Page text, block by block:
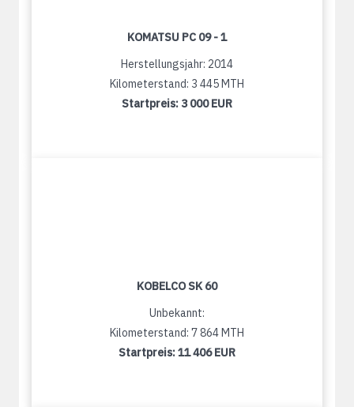
KOMATSU PC 09 - 1
Herstellungsjahr: 2014
Kilometerstand: 3 445 MTH
Startpreis: 3 000 EUR
KOBELCO SK 60
Unbekannt:
Kilometerstand: 7 864 MTH
Startpreis:11 406 EUR